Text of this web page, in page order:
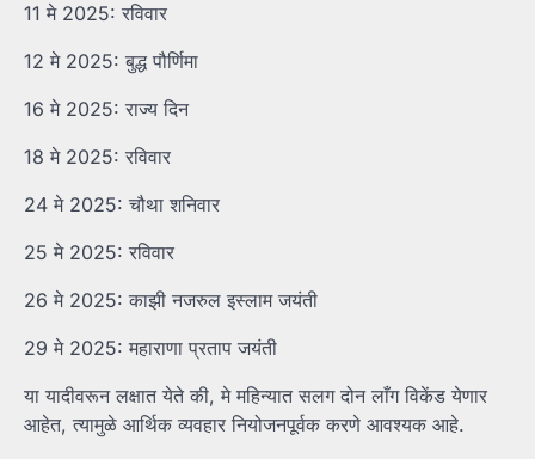
11 मे 2025: रविवार
12 मे 2025: बुद्ध पौर्णिमा
16 मे 2025: राज्य दिन
18 मे 2025: रविवार
24 मे 2025: चौथा शनिवार
25 मे 2025: रविवार
26 मे 2025: काझी नजरुल इस्लाम जयंती
29 मे 2025: महाराणा प्रताप जयंती
या यादीवरून लक्षात येते की, मे महिन्यात सलग दोन लाँग विकेंड येणार
आहेत, त्यामुळे आर्थिक व्यवहार नियोजनपूर्वक करणे आवश्यक आहे.